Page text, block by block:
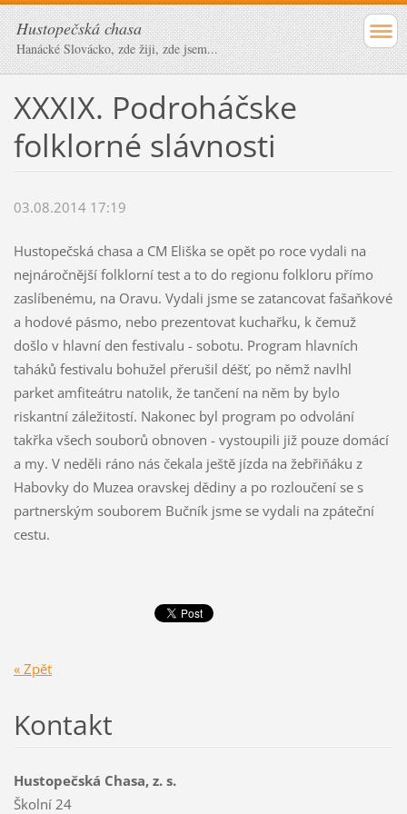
Hustopečská chasa
Hanácké Slovácko, zde žiji, zde jsem...
XXXIX. Podroháčske
folklorné slávnosti
03.08.2014 17:19
Hustopečská chasa a CM Eliška se opět po roce vydali na
nejnáročnější folklorní test a to do regionu folkloru přímo
zaslíbenému, na Oravu. Vydali jsme se zatancovat fašaňkové
a hodové pásmo, nebo prezentovat kuchařku, k čemuž
došlo v hlavní den festivalu - sobotu. Program hlavních
taháků festivalu bohužel přerušil déšť, po němž navlhl
parket amfiteátru natolik, že tančení na něm by bylo
riskantní záležitostí. Nakonec byl program po odvolání
takřka všech souborů obnoven - vystoupili již pouze domácí
a my. V neděli ráno nás čekala ještě jízda na žebřiňáku z
Habovky do Muzea oravskej dědiny a po rozloučení se s
partnerským souborem Bučník jsme se vydali na zpáteční
cestu.
« Zpět
Kontakt
Hustopečská Chasa, z. s.
Školní 24